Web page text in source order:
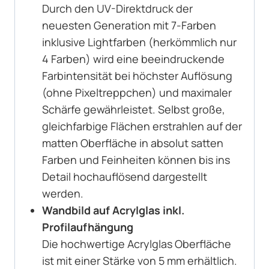
Durch den UV-Direktdruck der
neuesten Generation mit 7-Farben
inklusive Lightfarben (herkömmlich nur
4 Farben) wird eine beeindruckende
Farbintensität bei höchster Auflösung
(ohne Pixeltreppchen) und maximaler
Schärfe gewährleistet. Selbst große,
gleichfarbige Flächen erstrahlen auf der
matten Oberfläche in absolut satten
Farben und Feinheiten können bis ins
Detail hochauflösend dargestellt
werden.
Wandbild auf Acrylglas inkl.
Profilaufhängung
Die hochwertige Acrylglas Oberfläche
ist mit einer Stärke von 5 mm erhältlich.